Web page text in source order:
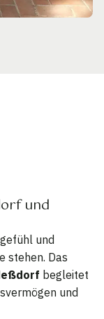
und
und
stehen. Das
begleitet
und